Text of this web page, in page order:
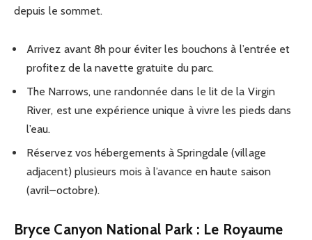
depuis le sommet.
Arrivez avant 8h pour éviter les bouchons à l’entrée et
profitez de la navette gratuite du parc.
The Narrows, une randonnée dans le lit de la Virgin
River, est une expérience unique à vivre les pieds dans
l’eau.
Réservez vos hébergements à Springdale (village
adjacent) plusieurs mois à l’avance en haute saison
(avril–octobre).
Bryce Canyon National Park : Le Royaume